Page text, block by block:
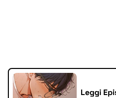
Leggi